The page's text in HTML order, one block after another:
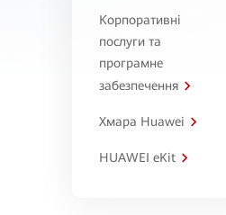
Корпоративні
послуги та
програмне
забезпечення
Хмара Huawei
HUAWEI eKit